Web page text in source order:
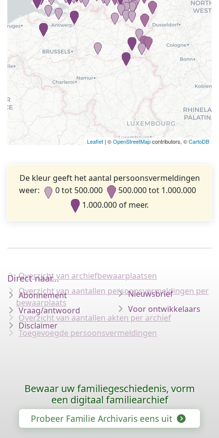
Leaflet | ©OpenStreetMapcontributors, ©CartoDB
De kleur geeft het aantal persoonsvermeldingen
weer:
0 tot 500.000
500.000 tot 1.000.000
1.000.000 of meer.
Overzicht van archiefbewaarplaatsen
Overzicht van aantallen persoonsvermeldingen per
bewaarplaats
Overzicht van aantallen akten per archief
Toegevoegde persoonsvermeldingen
Direct naar...
Abonnement
Vraag/antwoord
Disclaimer
Nieuwsbrief
Voor ontwikkelaars
Bewaar uw familiegeschiedenis, vorm
een digitaal familiearchief
Probeer Familie Archivaris eens uit